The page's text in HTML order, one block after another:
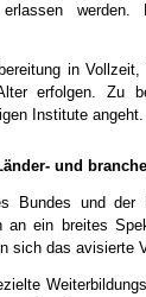
erlassen
in
erfolgen. Zu
Institute angeht.
und
Bundes und
an ein breites
sich das avisierte